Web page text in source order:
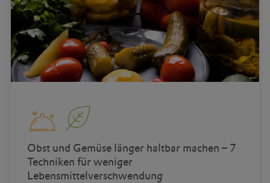
Obst und Gemüse länger haltbar machen – 7
Techniken für weniger
Lebensmittelverschwendung